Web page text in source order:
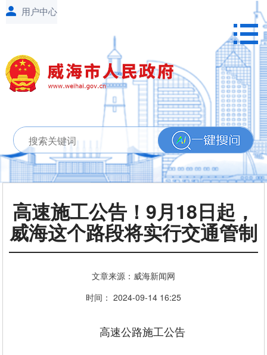
高速施工公告！9月18日起，
威海这个路段将实行交通管制
文章来源：威海新闻网
时间： 2024-09-14 16:25
高速公路施工公告